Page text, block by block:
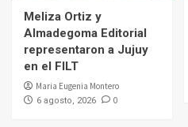
Meliza Ortiz y
Almadegoma Editorial
representaron a Jujuy
en el FILT
Maria Eugenia Montero
6 agosto, 2026 0